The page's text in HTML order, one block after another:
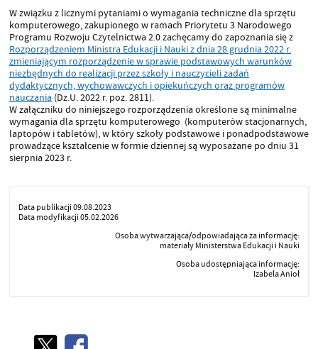
W związku z licznymi pytaniami o wymagania techniczne dla sprzętu
komputerowego, zakupionego w ramach Priorytetu 3 Narodowego
Programu Rozwoju Czytelnictwa 2.0 zachęcamy do zapoznania się z
Rozporządzeniem Ministra Edukacji i Nauki z dnia 28 grudnia 2022 r.
zmieniającym rozporządzenie w sprawie podstawowych warunków
niezbędnych do realizacji przez szkoły i nauczycieli zadań
dydaktycznych, wychowawczych i opiekuńczych oraz programów
nauczania(Dz.U. 2022 r. poz. 2811).
W załączniku do niniejszego rozporządzenia określone są minimalne
wymagania dla sprzętu komputerowego (komputerów stacjonarnych,
laptopów i tabletów), w który szkoły podstawowe i ponadpodstawowe
prowadzące kształcenie w formie dziennej są wyposażane po dniu 31
sierpnia 2023 r.
Data publikacji 09.08.2023
Data modyfikacji 05.02.2026
Osoba wytwarzająca/odpowiadająca za informację:
materiały Ministerstwa Edukacji i Nauki
Osoba udostępniająca informację:
Izabela Anioł